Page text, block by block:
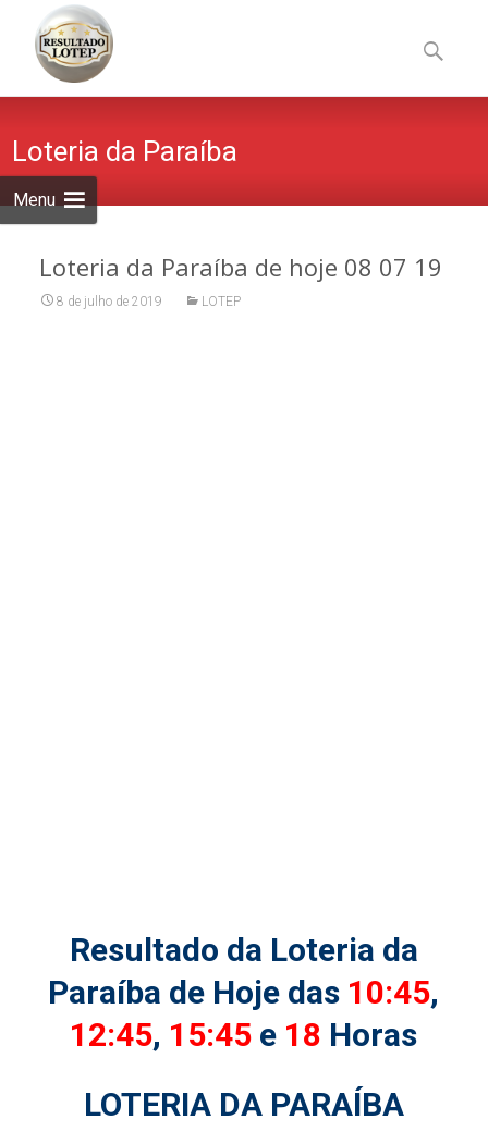
Menu
to
content
por:
Loteria da Paraíba
Loteria da Paraíba de hoje 08 07 19
8 de julho de 2019 LOTEP
Resultado da Loteria da
Paraíba de Hoje das 10:45,
12:45, 15:45 e 18 Horas
LOTERIA DA PARAÍBA